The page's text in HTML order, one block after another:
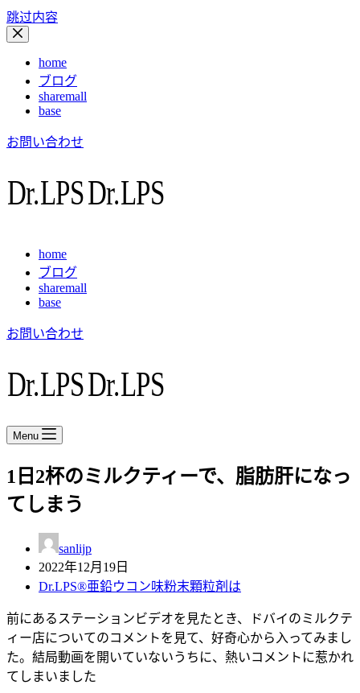
跳过内容
home
ブログ
sharemall
base
お問い合わせ
home
ブログ
sharemall
base
お問い合わせ
Menu
1日2杯のミルクティーで、脂肪肝になっ
てしまう
sanlijp
2022年12月19日
Dr.LPS®亜鉛ウコン味粉末顆粒剤は
前にあるステーションビデオを見たとき、ドバイのミルクテ
ィー店についてのコメントを見て、好奇心から入ってみまし
た。結局動画を開いていないうちに、熱いコメントに惹かれ
てしまいました